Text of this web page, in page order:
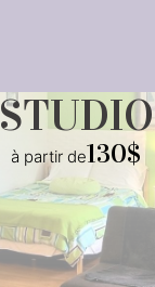
STUDIO
à partir de130$